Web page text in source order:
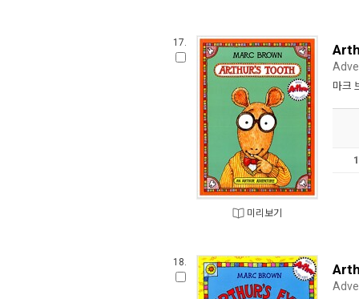
17.
미리보기
마크
18.